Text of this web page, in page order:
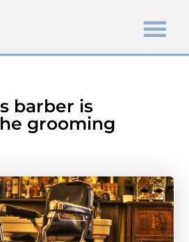
barber is
grooming